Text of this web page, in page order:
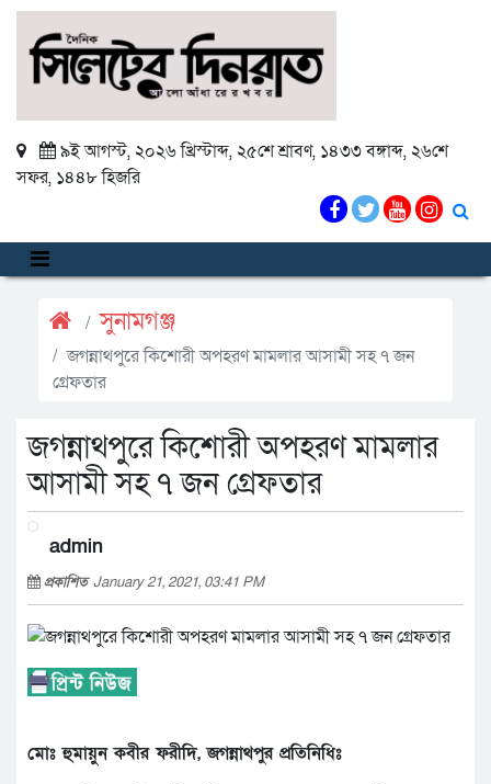
৯ই আগস্ট, ২০২৬ খ্রিস্টাব্দ, ২৫শে শ্রাবণ, ১৪৩৩ বঙ্গাব্দ, ২৬শে
সফর, ১৪৪৮ হিজরি
সুনামগঞ্জ
জগন্নাথপুরে কিশোরী অপহরণ মামলার আসামী সহ ৭ জন
গ্রেফতার
জগন্নাথপুরে কিশোরী অপহরণ মামলার
আসামী সহ ৭ জন গ্রেফতার
admin
প্রকাশিতJanuary 21, 2021, 03:41 PM
মোঃ হুমায়ুন কবীর ফরীদি, জগন্নাথপুর প্রতিনিধিঃ